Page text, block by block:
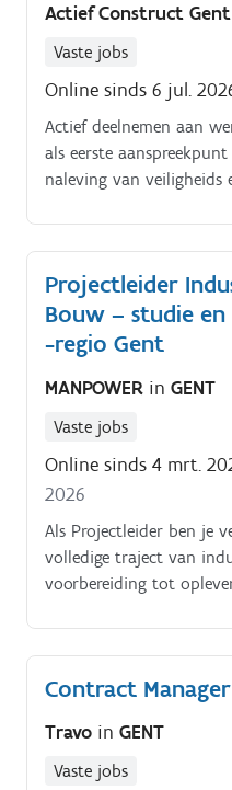
Actief Construct Gent
Vaste jobs
Online sinds 6 jul.
Actief deelnemen aan
als eerste
naleving van
Projectleider
Bouw – studie
-regio Gent
MANPOWER in GENT
Vaste jobs
Online sinds 4 mrt.
2026
Als Projectleider ben je
volledige traject van
voorbereiding tot
Contract Manager
Travo in GENT
Vaste jobs